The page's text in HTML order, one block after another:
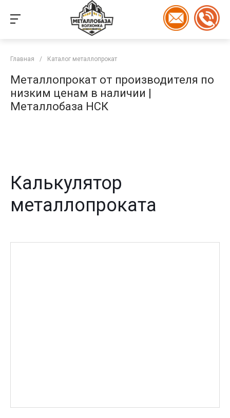
Главная / Каталог металлопрокат
Металлопрокат от производителя по
низким ценам в наличии |
Металлобаза НСК
Калькулятор
металлопроката